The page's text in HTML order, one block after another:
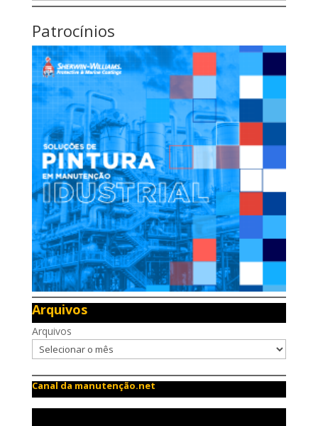
Patrocínios
Arquivos
Arquivos
Canal da manutenção.net